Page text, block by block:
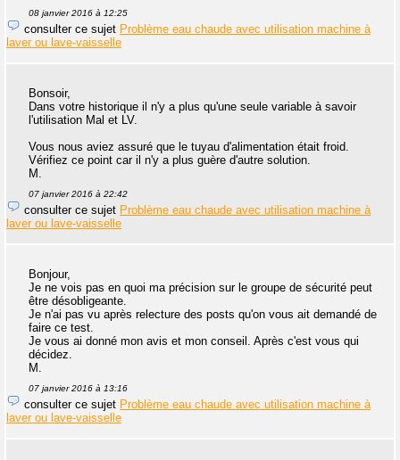
08 janvier 2016 à 12:25
consulter ce sujet Problème eau chaude avec utilisation machine à
laver ou lave-vaisselle
Bonsoir,
Dans votre historique il n'y a plus qu'une seule variable à savoir
l'utilisation Mal et LV.
Vous nous aviez assuré que le tuyau d'alimentation était froid.
Vérifiez ce point car il n'y a plus guère d'autre solution.
M.
07 janvier 2016 à 22:42
consulter ce sujet Problème eau chaude avec utilisation machine à
laver ou lave-vaisselle
Bonjour,
Je ne vois pas en quoi ma précision sur le groupe de sécurité peut
être désobligeante.
Je n'ai pas vu après relecture des posts qu'on vous ait demandé de
faire ce test.
Je vous ai donné mon avis et mon conseil. Après c'est vous qui
décidez.
M.
07 janvier 2016 à 13:16
consulter ce sujet Problème eau chaude avec utilisation machine à
laver ou lave-vaisselle